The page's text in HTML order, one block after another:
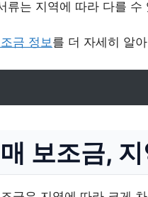
류는 지역에 따라 다를
금 정보를 더 자세히 알
보조금,